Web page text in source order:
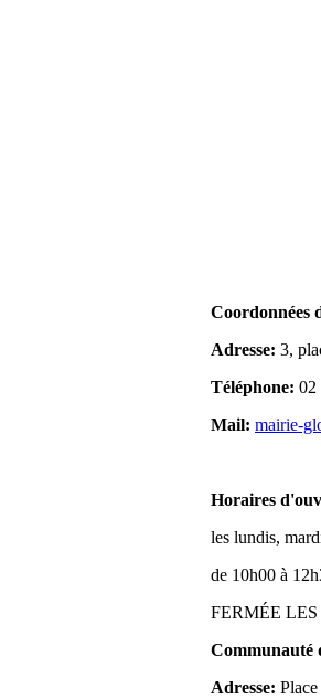
Coordonnées
Adresse: 3,
Téléphone: 02
Mail: mairie-
Horaires
les lundis,
de 10h00 à
FERMÉE
Communauté
Adresse: